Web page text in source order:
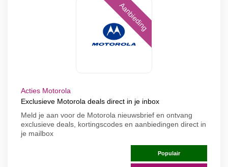
Aanbieding
Acties Motorola
Exclusieve Motorola deals direct in je inbox
Meld je aan voor de Motorola nieuwsbrief en ontvang
exclusieve deals, kortingscodes en aanbiedingen direct in
je mailbox
Populair